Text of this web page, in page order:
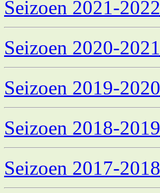
Seizoen 2021-2022
Seizoen 2020-2021
Seizoen 2019-2020
Seizoen 2018-2019
Seizoen 2017-2018